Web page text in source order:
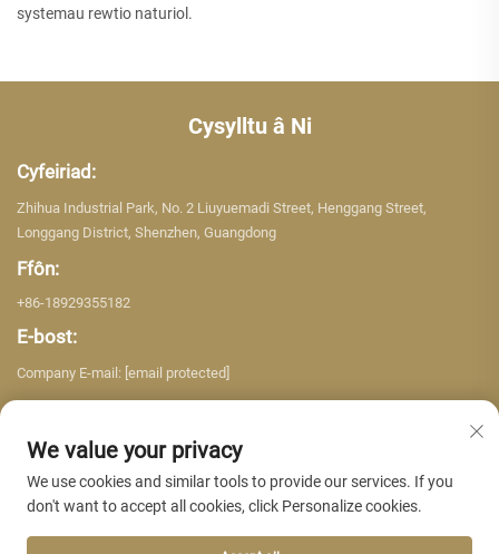
systemau rewtio naturiol.
Cysylltu â Ni
Cyfeiriad:
Zhihua Industrial Park, No. 2 Liuyuemadi Street, Henggang Street,
Longgang District, Shenzhen, Guangdong
Ffôn:
+86-18929355182
E-bost:
Company E-mail: [email protected]
hawl. -
We value your privacy
We use cookies and similar tools to provide our services. If you
don't want to accept all cookies, click Personalize cookies.